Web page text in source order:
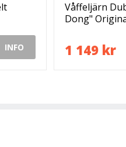
INFO
Våffeljärn
Dong"
1 149 kr